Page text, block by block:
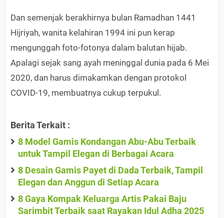
Dan semenjak berakhirnya bulan Ramadhan 1441
Hijriyah, wanita kelahiran 1994 ini pun kerap
mengunggah foto-fotonya dalam balutan hijab.
Apalagi sejak sang ayah meninggal dunia pada 6 Mei
2020, dan harus dimakamkan dengan protokol
COVID-19, membuatnya cukup terpukul.
Berita Terkait :
8 Model Gamis Kondangan Abu-Abu Terbaik
untuk Tampil Elegan di Berbagai Acara
8 Desain Gamis Payet di Dada Terbaik, Tampil
Elegan dan Anggun di Setiap Acara
8 Gaya Kompak Keluarga Artis Pakai Baju
Sarimbit Terbaik saat Rayakan Idul Adha 2025